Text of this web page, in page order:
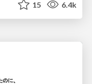
15 6.4k